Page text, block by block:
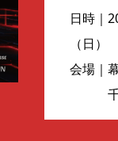
日時｜
（日）
会場｜
千葉